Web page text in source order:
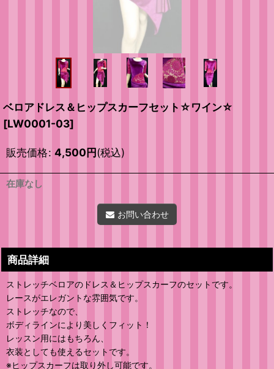
ベロアドレス＆ヒップスカーフセット☆ワイン☆
[LW0001-03]
販売価格: 4,500円(税込)
在庫なし
お問い合わせ
商品詳細
ストレッチベロアのドレス＆ヒップスカーフのセットです。
レースがエレガントな雰囲気です。
ストレッチなので、
ボディラインにより美しくフィット！
レッスン用にはもちろん、
衣装としても使えるセットです。
※ヒップスカーフは取り外し可能です。